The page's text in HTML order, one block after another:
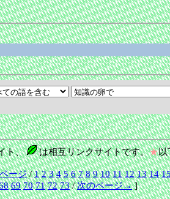
ト、 は相互リンクサイトです。★以
ージ/1 2 3 4 5 6 7 8 9 10 11 12 13 14
69 70 71 72 73/次のページ→]